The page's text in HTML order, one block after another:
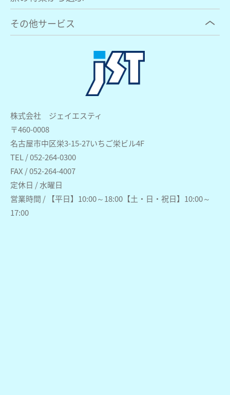
株式会社 ジェイエスティ
〒460-0008
名古屋市中区栄3-15-27いちご栄ビル4F
TEL / 052-264-0300
FAX / 052-264-4007
定休日 / 水曜日
営業時間 / 【平日】10:00～18:00【土・日・祝日】10:00～
17:00
その他サービス